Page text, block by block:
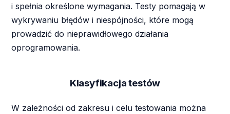
i spełnia określone wymagania. Testy pomagają w
wykrywaniu błędów i niespójności, które mogą
prowadzić do nieprawidłowego działania
oprogramowania.
Klasyfikacja testów
W zależności od zakresu i celu testowania można